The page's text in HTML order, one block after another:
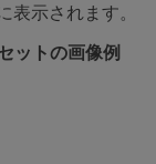
示されます。
ットの画像例